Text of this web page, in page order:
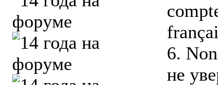
6.
не